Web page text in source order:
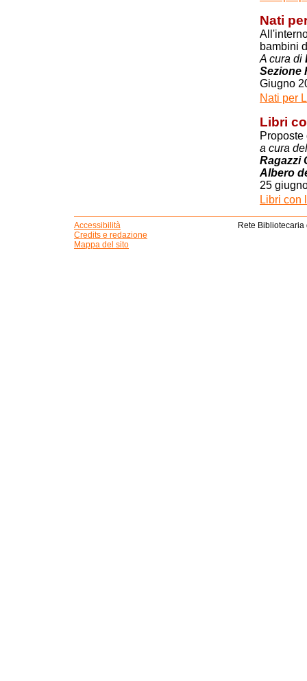
Nati
bambini
A cura di
Sezione
Giugno
Nati per
Libri
Proposte
a cura
Ragazzi
Albero
25
Libri con
Accessibilità
Credits e redazione
Mappa del sito
Rete